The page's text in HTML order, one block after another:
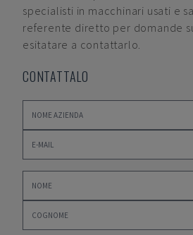
specialisti in macchinari usati e
referente diretto per domande
esitatare a contattarlo.
CONTATTALO